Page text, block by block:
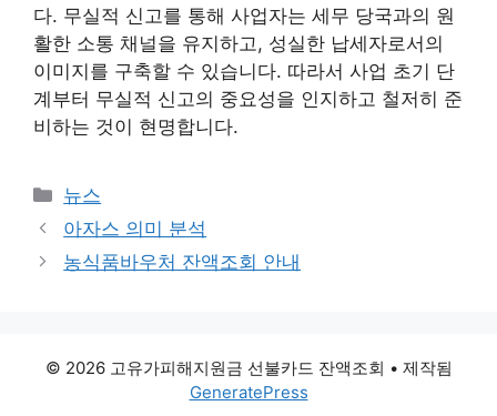
다. 무실적 신고를 통해 사업자는 세무 당국과의 원
활한 소통 채널을 유지하고, 성실한 납세자로서의
이미지를 구축할 수 있습니다. 따라서 사업 초기 단
계부터 무실적 신고의 중요성을 인지하고 철저히 준
비하는 것이 현명합니다.
카
테
리
뉴스
아자스 의미 분석
농식품바우처 잔액조회 안내
© 2026 고유가피해지원금 선불카드 잔액조회 • 제작됨
GeneratePress